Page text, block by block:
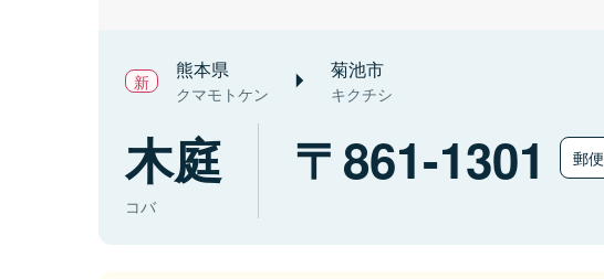
熊本県
クマモトケン
菊池市
キクチシ
木庭
コバ
861-1301 郵